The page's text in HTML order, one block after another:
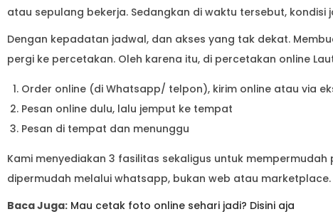
atau sepulang bekerja. Sedangkan di waktu tersebut, kondisi
Dengan kepadatan jadwal, dan akses yang tak dekat.
pergi ke percetakan. Oleh karena itu, di percetakan online
Order online (di Whatsapp/ telpon), kirim online atau via
Pesan online dulu, lalu jemput ke tempat
Pesan di tempat dan menunggu
Kami menyediakan 3 fasilitas sekaligus untuk mempermudah
dipermudah melalui whatsapp, bukan web atau marketplace.
Baca Juga: Mau cetak foto online sehari jadi? Disini aja